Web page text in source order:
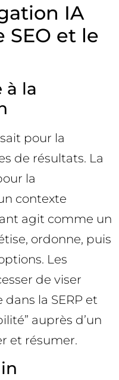
IA
SEO et le
à la
pour la
de résultats. La
la
contexte
agit comme un
ordonne, puis
Les
de viser
la SERP et
auprès d’un
et résumer.